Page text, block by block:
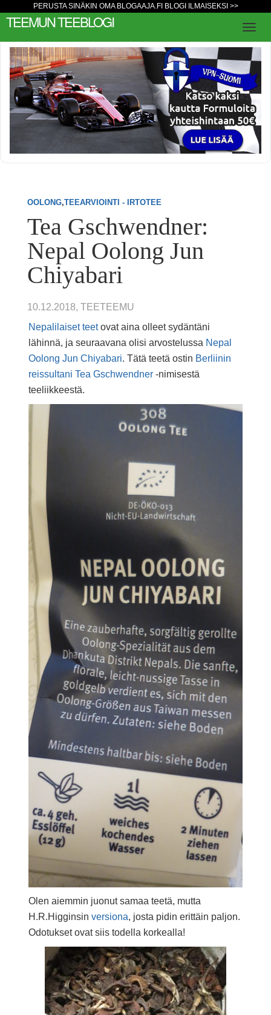
PERUSTA SINÄKIN OMA BLOGAAJA.FI BLOGI ILMAISEKSI >>
TEEMUN TEEBLOGI
OOLONG,TEEARVIOINTI - IRTOTEE
Tea Gschwendner:
Nepal Oolong Jun
Chiyabari
10.12.2018, TEETEEMU
Nepalilaiset teetovat aina olleet sydäntäni
lähinnä, ja seuraavana olisi arvostelussa Nepal
Oolong Jun Chiyabari. Tätä teetä ostin Berliinin
reissultani Tea Gschwendner-nimisestä
teeliikkeestä.
Olen aiemmin juonut samaa teetä, mutta
H.R.Higginsin versiona, josta pidin erittäin paljon.
Odotukset ovat siis todella korkealla!